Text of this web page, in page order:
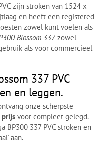
zijn stroken van 1524 x
en heeft een registered
zowel kunt voelen als
Blossom 337zowel
als voor commercieel
337 PVC
en leggen.
onze scherpste
prijs voor compleet gelegd.
BP300 337 PVC stroken en
aan.